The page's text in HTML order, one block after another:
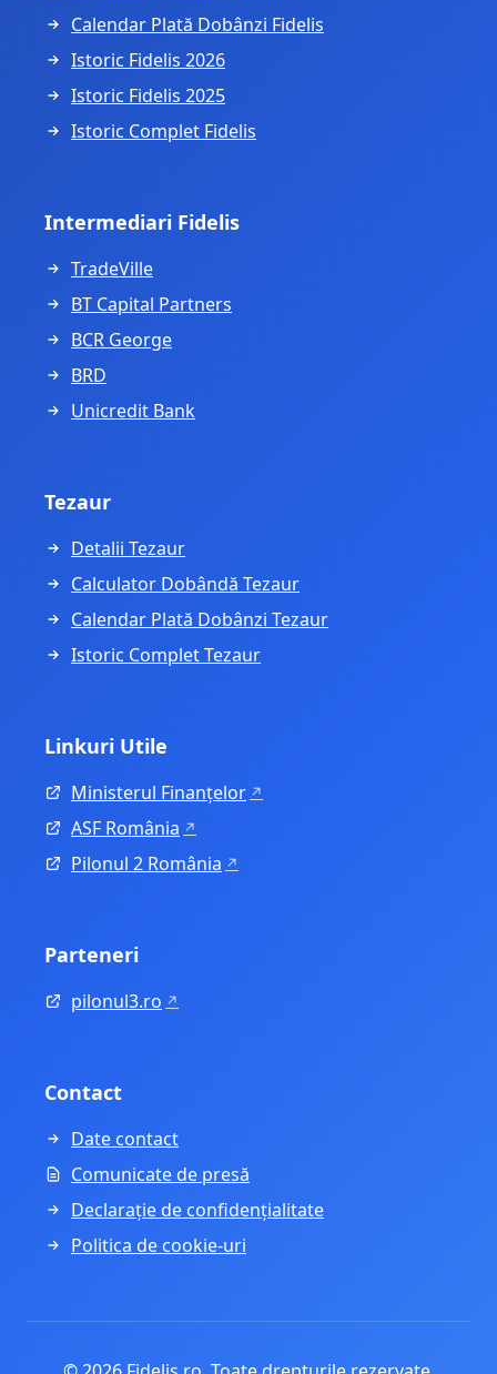
Calendar Plată Dobânzi Fidelis
Istoric Fidelis 2026
Istoric Fidelis 2025
Istoric Complet Fidelis
Intermediari Fidelis
TradeVille
BT Capital Partners
BCR George
BRD
Unicredit Bank
Tezaur
Detalii Tezaur
Calculator Dobândă Tezaur
Calendar Plată Dobânzi Tezaur
Istoric Complet Tezaur
Linkuri Utile
Ministerul Finanțelor
ASF România
Pilonul 2 România
Parteneri
pilonul3.ro
Contact
Date contact
Comunicate de presă
Declarație de confidențialitate
Politica de cookie-uri